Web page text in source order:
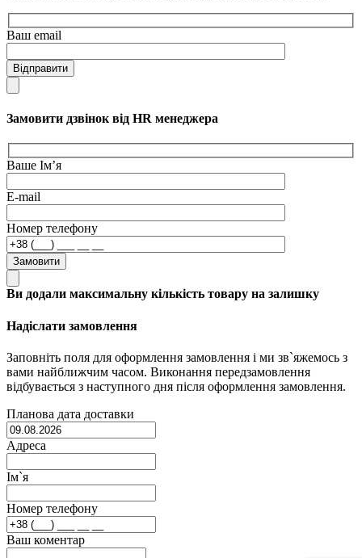
Ваш email
Відправити
Замовити дзвінок від HR менеджера
Ваше Ім’я
E-mail
Номер телефону
Замовити
Ви додали максимальну кількість товару на залишку
Надіслати замовлення
Заповніть поля для оформлення замовлення і ми зв`яжемось з
вами найближчим часом. Виконання передзамовлення
відбувається з наступного дня після оформлення замовлення.
Планова дата доставки
Адреса
Ім`я
Номер телефону
Ваш коментар